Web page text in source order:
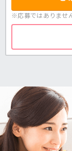
※応募ではありませ